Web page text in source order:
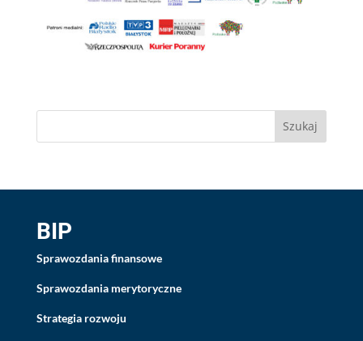
BIP
Sprawozdania finansowe
Sprawozdania merytoryczne
Strategia rozwoju